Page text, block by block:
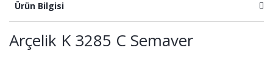
Ürün Bilgisi
Arçelik K 3285 C Semaver